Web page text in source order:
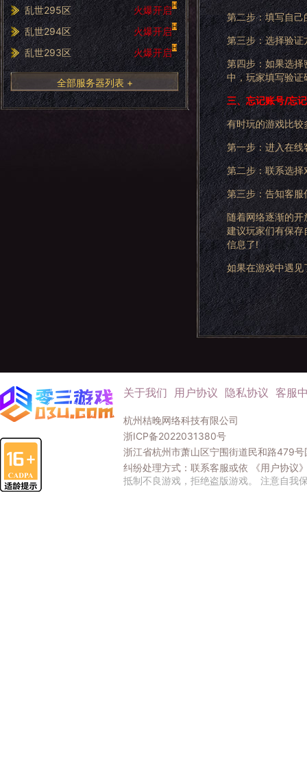
乱世295区 火爆开启H
乱世294区 火爆开启H
乱世293区 火爆开启H
全部服务器列表 +
第二步：填写自
第三步：选择验
第四步：如果选
中，玩家填写验
三、忘记账号/忘
有时玩的游戏比
第一步：进入在线
第二步：联系选
第三步：告知客
随着网络逐渐的
建议玩家们有保
信息了!
如果在游戏中遇
关于我们 用户协议 隐私协议 客服
杭州桔晚网络科技有限公司
浙ICP备2022031380号
浙江省杭州市萧山区宁围街道民和路479
纠纷处理方式：联系客服或依
《用户协议
抵制不良游戏，拒绝盗版游戏。 注意自我